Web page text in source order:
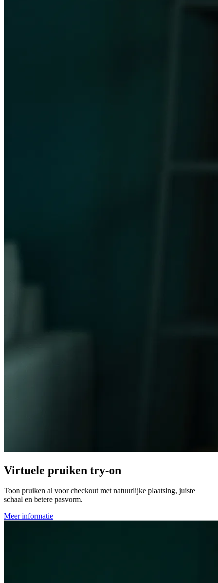
Virtuele pruiken try-on
Toon pruiken al voor checkout met natuurlijke plaatsing, juiste
schaal en betere pasvorm.
Meer informatie